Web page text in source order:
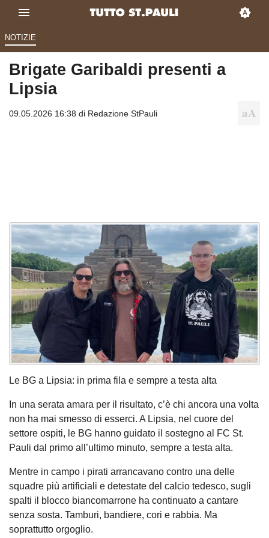
NOTIZIE
Brigate Garibaldi presenti a
Lipsia
09.05.2026 16:38 di Redazione StPauli
Le BG a Lipsia: in prima fila e sempre a testa alta
In una serata amara per il risultato, c’è chi ancora una volta
non ha mai smesso di esserci. A Lipsia, nel cuore del
settore ospiti, le BG hanno guidato il sostegno al FC St.
Pauli dal primo all’ultimo minuto, sempre a testa alta.
Mentre in campo i pirati arrancavano contro una delle
squadre più artificiali e detestate del calcio tedesco, sugli
spalti il blocco biancomarrone ha continuato a cantare
senza sosta. Tamburi, bandiere, cori e rabbia. Ma
soprattutto orgoglio.